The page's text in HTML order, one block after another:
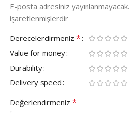
E-posta adresiniz yayınlanmayacak.
işaretlenmişlerdir
Derecelendirmeniz *
Value for money
Durability
Delivery speed
Değerlendirmeniz *